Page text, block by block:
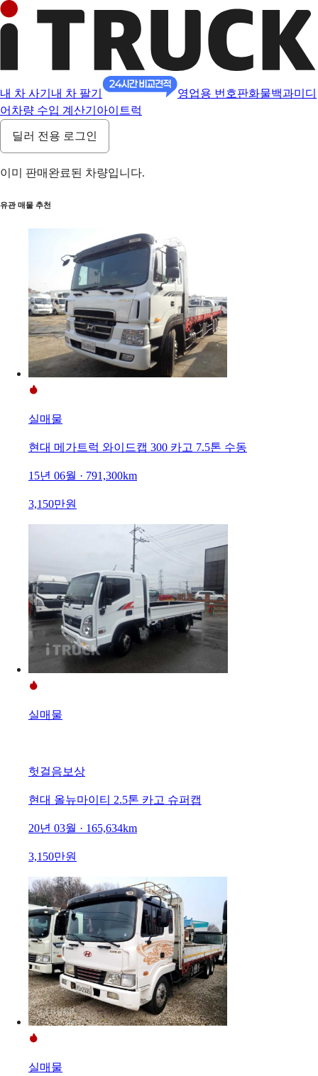
내 차 사기 내 차 팔기 영업용 번호판화물백과미디
어 차량 수입 계산기 아이트럭
딜러 전용 로그인
이미 판매완료된 차량입니다.
유관 매물 추천
실매물
현대 메가트럭 와이드캡 300 카고 7.5톤 수동
15년 06월 · 791,300km
3,150만원
실매물
헛걸음보상
현대 올뉴마이티 2.5톤 카고 슈퍼캡
20년 03월 · 165,634km
3,150만원
실매물